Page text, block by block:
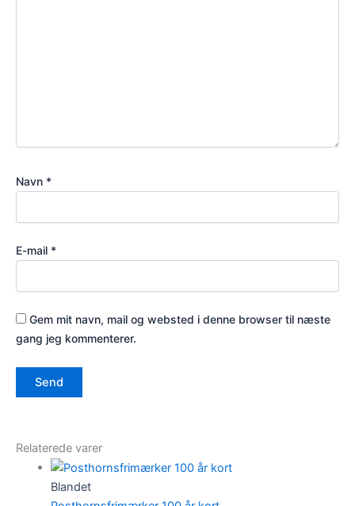
Navn *
E-mail *
Gem mit navn, mail og websted i denne browser til næste
gang jeg kommenterer.
Relaterede varer
Blandet